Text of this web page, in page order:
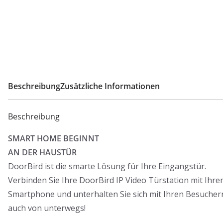
BeschreibungZusätzliche Informationen
Beschreibung
SMART HOME BEGINNT
AN DER HAUSTÜR
DoorBird ist die smarte Lösung für Ihre Eingangstür.
Verbinden Sie Ihre DoorBird IP Video Türstation mit
Smartphone und unterhalten Sie sich mit Ihren
auch von unterwegs!